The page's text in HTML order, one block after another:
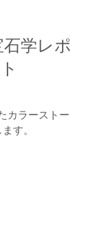
学レポ
カラーストー
す。